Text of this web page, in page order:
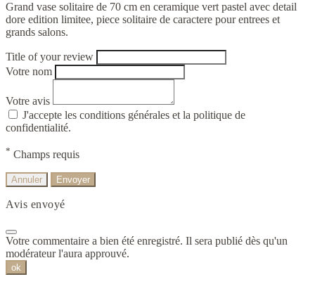
Grand vase solitaire de 70 cm en ceramique vert pastel avec detail
dore edition limitee, piece solitaire de caractere pour entrees et
grands salons.
Title of your review
Votre nom
Votre avis
J'accepte les conditions générales et la politique de
confidentialité.
* Champs requis
Annuler Envoyer
Avis envoyé
Votre commentaire a bien été enregistré. Il sera publié dès qu'un
modérateur l'aura approuvé.
ok